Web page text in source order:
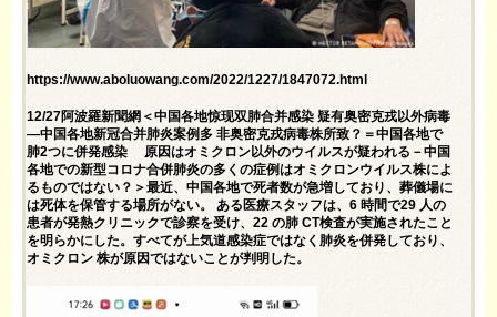
https://www.aboluowang.com/2022/1227/1847072.html
12/27阿波羅新聞網＜中国各地惊现双肺合并感染 疑有奥密克戎以外病毒
—中国各地新冠合并肺炎案例多 非奥密克戎病毒株所致？＝中国各地で
肺2つに併発感染 原因はオミクロン以外のウイルスが疑われる－中国
各地での新型コロナ合併肺炎の多くの症例はオミクロンウイルス株によ
るものではない？＞最近、中国各地で死者数が急増しており、葬儀場に
は死体を保管する場所がない。 ある医療スタッフは、6 時間で29 人の
患者が発熱クリニックで診察を受け、22 の肺 CT検査が実施されたこと
を明らかにした。すべてが上気道感染症ではなく肺炎を併発しており、
オミクロン 株が原因ではないことが判明した。